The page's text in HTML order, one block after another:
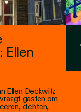
Ellen
Ellen Deckwitz
gasten om
dichten,